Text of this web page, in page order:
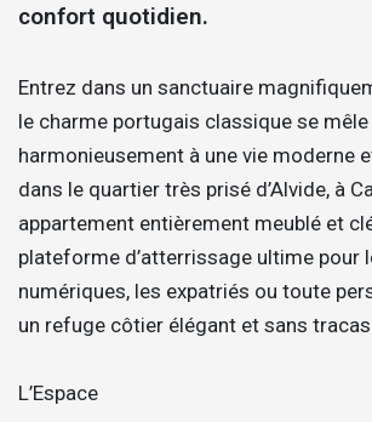
confort quotidien.
Entrez dans un sanctuaire
le charme portugais classique se mêle
harmonieusement à une vie moderne
dans le quartier très prisé d’Alvide, à
appartement entièrement meublé et
plateforme d’atterrissage ultime pour
numériques, les expatriés ou toute
un refuge côtier élégant et sans tracas.
L’Espace